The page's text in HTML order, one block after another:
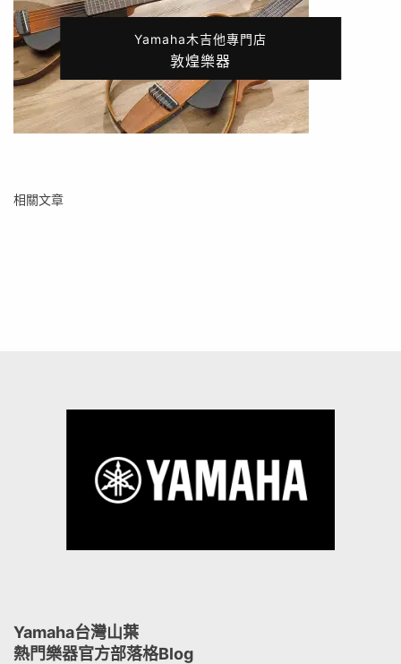
Yamaha木吉他專門店
敦煌樂器
相關文章
Yamaha台灣山葉
熱門樂器官方部落格Blog